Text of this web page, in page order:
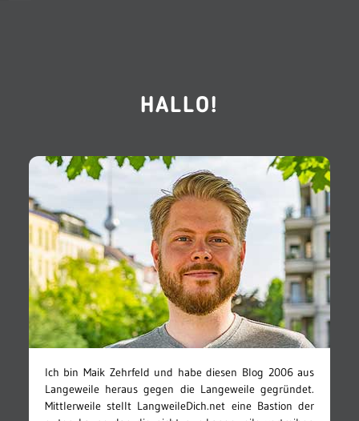
HALLO!
Ich bin Maik Zehrfeld und habe diesen Blog 2006 aus
Langeweile heraus gegen die Langeweile gegründet.
Mittlerweile stellt LangweileDich.net eine Bastion der